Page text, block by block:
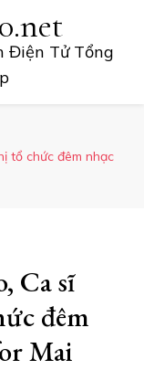
Điện Tử Tổng
tổ chức đêm nhạc
Ca sĩ
đêm
Mai